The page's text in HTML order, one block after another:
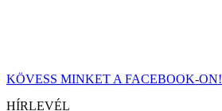
KÖVESS MINKET A FACEBOOK-ON!
HÍRLEVÉL